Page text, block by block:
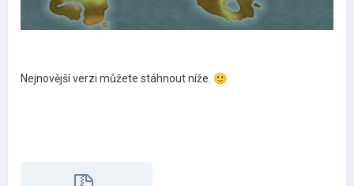
Nejnovější verzi můžete stáhnout níže. 🙂